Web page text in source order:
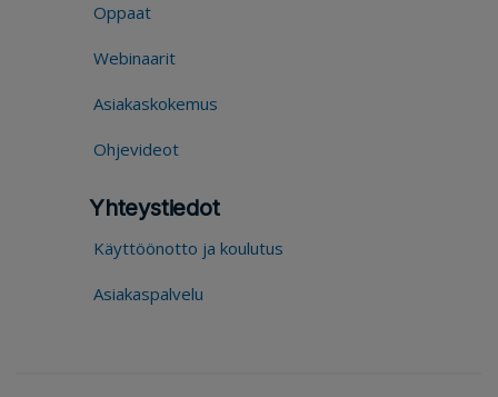
Oppaat
Webinaarit
Asiakaskokemus
Ohjevideot
Yhteystiedot
Käyttöönotto ja koulutus
Asiakaspalvelu